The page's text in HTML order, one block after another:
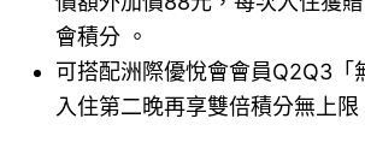
會積分 。
可搭配洲際優悅會會員Q2Q3「
入住第二晚再享雙倍積分無上限